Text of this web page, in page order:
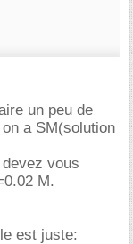
un peu de
a SM(solution
vous
M.
est juste: